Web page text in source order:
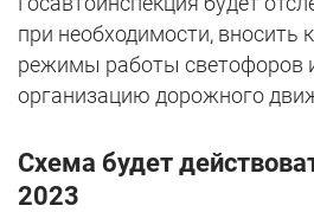
при необходимости, вносить
режимы работы светофоров
организацию дорожного
Схема будет
2023